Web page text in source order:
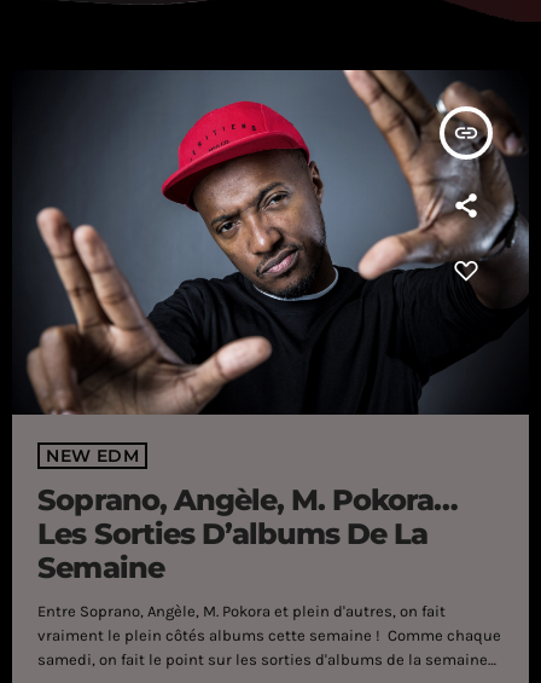
insert_link
NEW EDM
Soprano, Angèle, M. Pokora…
Les Sorties D’albums De La
Semaine
Entre Soprano, Angèle, M. Pokora et plein d'autres, on fait
vraiment le plein côtés albums cette semaine ! Comme chaque
samedi, on fait le point sur les sorties d'albums de la semaine